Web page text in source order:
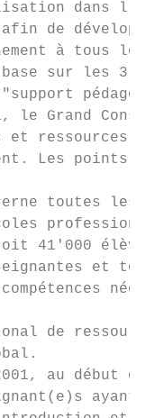
dans
de
à tous les
sur les 3
le Grand
et ressources
Les points
toutes les
41'000 élèves
et
de
au début du
ayant